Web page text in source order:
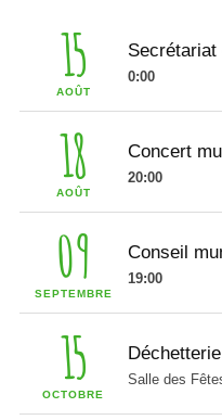
15
AOÛT
Secrétariat
0:00
18
AOÛT
Concert
20:00
09
SEPTEMBRE
Conseil
19:00
15
OCTOBRE
Salle des